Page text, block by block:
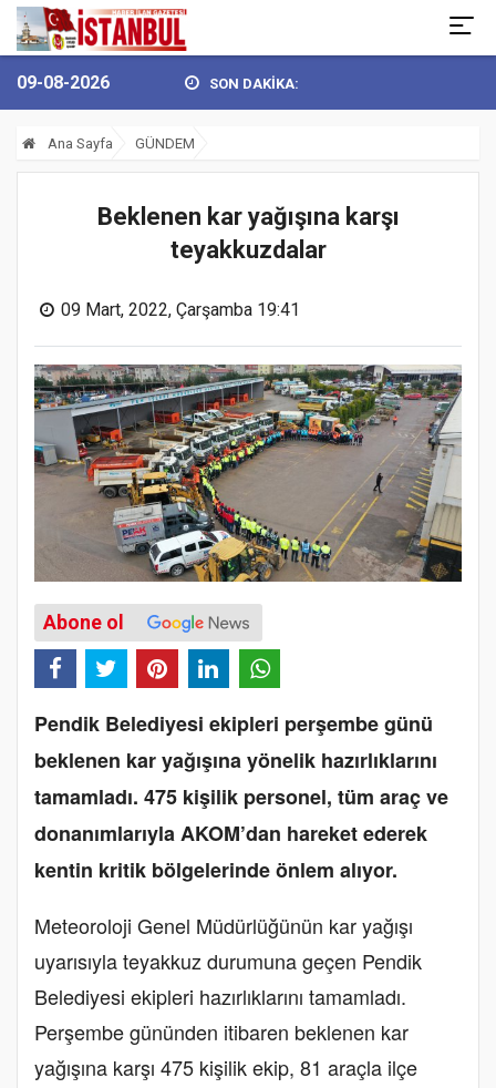
09-08-2026 SON DAKİKA:
Ana Sayfa GÜNDEM
Beklenen kar yağışına karşı
teyakkuzdalar
09 Mart, 2022, Çarşamba 19:41
Abone ol
Pendik Belediyesi ekipleri perşembe günü
beklenen kar yağışına yönelik hazırlıklarını
tamamladı. 475 kişilik personel, tüm araç ve
donanımlarıyla AKOM’dan hareket ederek
kentin kritik bölgelerinde önlem alıyor.
Meteoroloji Genel Müdürlüğünün kar yağışı
uyarısıyla teyakkuz durumuna geçen Pendik
Belediyesi ekipleri hazırlıklarını tamamladı.
Perşembe gününden itibaren beklenen kar
yağışına karşı 475 kişilik ekip, 81 araçla ilçe